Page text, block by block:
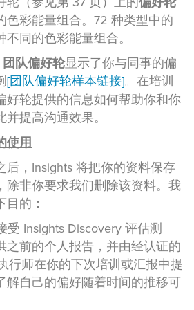
色彩能量组合。72 种类型中的
同的色彩能量组合。
团队偏好轮显示了你与同事的偏
[团队偏好轮样本链接]。在培训
好轮提供的信息如何帮助你和你
提高沟通效果。
使用
后，Insights 将把你的资料保存
除非你要求我们删除该资料。我
的：
受 Insights Discovery 评估测
之前的个人报告，并由经认证的
行师在你的下次培训或汇报中提
解自己的偏好随着时间的推移可